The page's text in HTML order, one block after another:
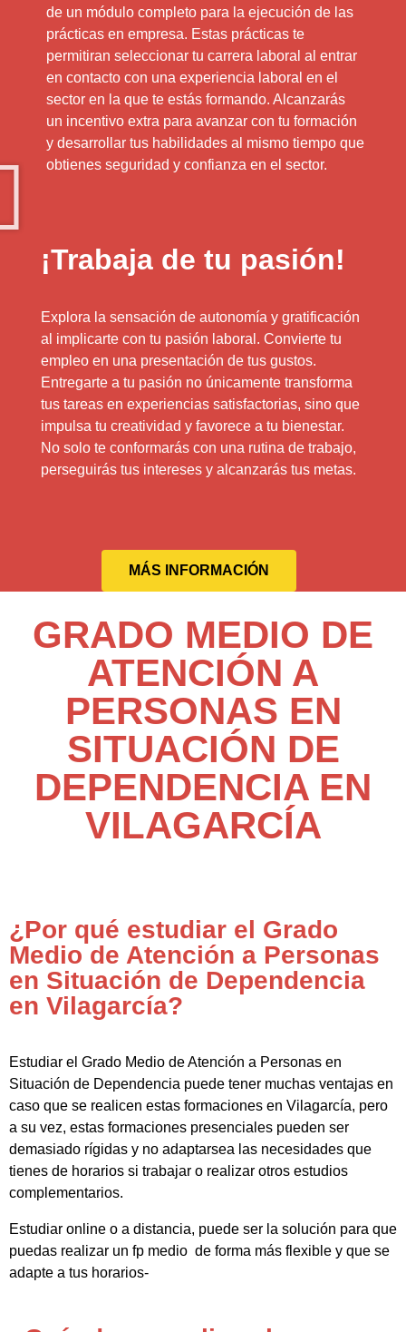
de un módulo completo para la ejecución de las
prácticas en empresa. Estas prácticas te
permitiran seleccionar tu carrera laboral al entrar
en contacto con una experiencia laboral en el
sector en la que te estás formando. Alcanzarás
un incentivo extra para avanzar con tu formación
y desarrollar tus habilidades al mismo tiempo que
obtienes seguridad y confianza en el sector.
¡Trabaja de tu pasión!
Explora la sensación de autonomía y gratificación
al implicarte con tu pasión laboral. Convierte tu
empleo en una presentación de tus gustos.
Entregarte a tu pasión no únicamente transforma
tus tareas en experiencias satisfactorias, sino que
impulsa tu creatividad y favorece a tu bienestar.
No solo te conformarás con una rutina de trabajo,
perseguirás tus intereses y alcanzarás tus metas.
MÁS INFORMACIÓN
GRADO MEDIO DE
ATENCIÓN A
PERSONAS EN
SITUACIÓN DE
DEPENDENCIA EN
VILAGARCÍA
¿Por qué estudiar el Grado
Medio de Atención a Personas
en Situación de Dependencia
en Vilagarcía?
Estudiar el Grado Medio de Atención a Personas en
Situación de Dependencia puede tener muchas ventajas en
caso que se realicen estas formaciones en Vilagarcía, pero
a su vez, estas formaciones presenciales pueden ser
demasiado rígidas y no adaptarsea las necesidades que
tienes de horarios si trabajar o realizar otros estudios
complementarios.
Estudiar online o a distancia, puede ser la solución para que
puedas realizar un fp medio de forma más flexible y que se
adapte a tus horarios-